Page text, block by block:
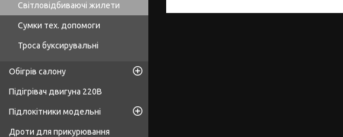
Світловідбиваючі жилети
Сумки тех. допомоги
Троса буксирувальні
Обігрів салону
Підігрівач двигуна 220В
Підлокітники модельні
Дроти для прикурювання